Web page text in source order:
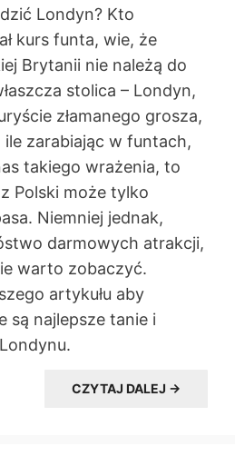
Londyn? Kto
kurs funta, wie, że
Brytanii nie należą do
stolica – Londyn,
złamanego grosza,
ile zarabiając w funtach,
takiego wrażenia, to
Polski może tylko
Niemniej jednak,
darmowych atrakcji,
warto zobaczyć.
artykułu aby
są najlepsze tanie i
CZYTAJ DALEJ →